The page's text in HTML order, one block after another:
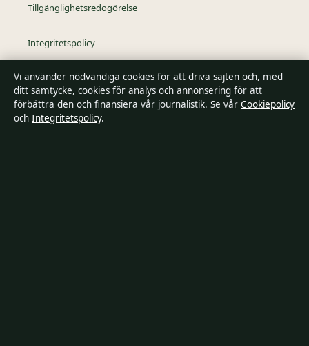
Tillgänglighetsredogörelse
Integritetspolicy
Kändisar & integritet
Vi använder nödvändiga cookies för att driva sajten och, med
ditt samtycke, cookies för analys och annonsering för att
förbättra den och finansiera vår journalistik. Se vår Cookiepolicy
och Integritetspolicy.